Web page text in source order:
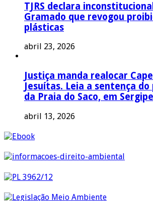
TJRS declara
Gramado que revogou
plásticas
abril 23, 2026
Justiça manda realocar
Jesuítas. Leia a sentença
da Praia do Saco, em Sergipe
abril 13, 2026